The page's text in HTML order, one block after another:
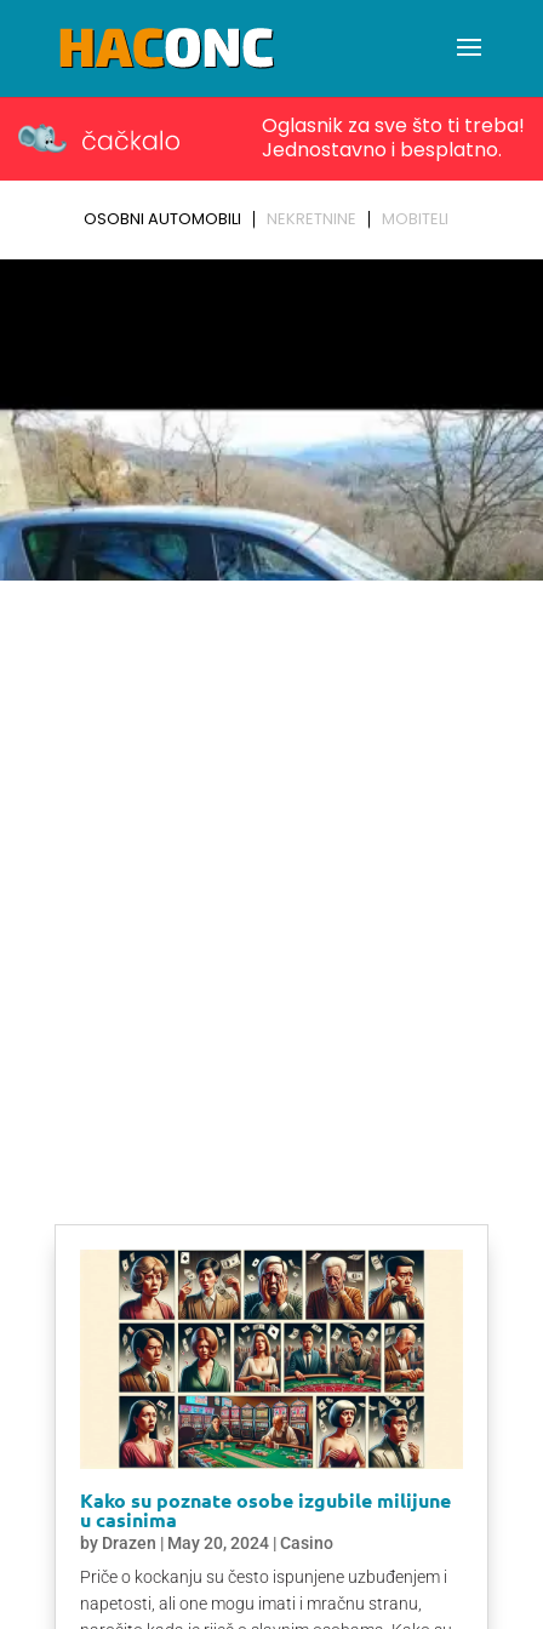
Kako su poznate osobe izgubile milijune
u casinima
by Drazen | May 20, 2024|Casino
Priče o kockanju su često ispunjene uzbuđenjem i
napetosti, ali one mogu imati i mračnu stranu,